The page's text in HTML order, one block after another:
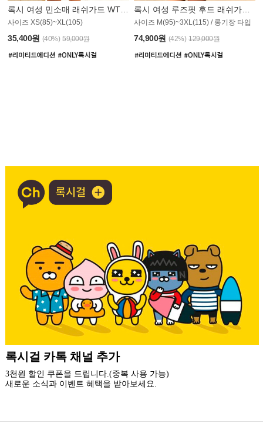
사이즈 XS(85)~XL(105)
35,400원 (40%) 59,000원
사이즈 M(95)~3XL(115) / 롱기장 타입
74,900원 (42%) 129,000원
더 가까운 쇼핑, 록시걸 모바일 앱
빠른쇼핑! 간편결제! 모바일에 딱 맞춘 쇼핑 앱
지금 설치하고 추가 할인 받아 가세요.